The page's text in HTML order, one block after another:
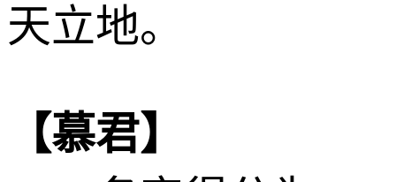
天立地。
【慕君】